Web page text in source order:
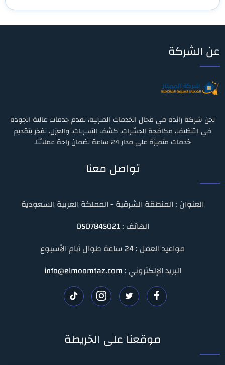
عن الشركة
نحن شركة رائدة في مجال الخدمات المنزلية، نقدم خدمات عالية الجودة
في التنظيف، مكافحة الحشرات، كشف التسربات، والعزل. نفخر بتقديم
خدمات متميزة على مدار 24 ساعة لضمان راحة عملائنا.
تواصل معنا
العنوان : المنطقة الشرقية - المملكة العربية السعودية
الهاتف :0507845021
مواعيد العمل : 24 ساعة طوال أيام الأسبوع
البريد الإلكتروني : info@elmoomtaz.com
تابعنا
فيسبوك
تابعنا
تويتر
تابعنا
انستغرام
تابعنا
تيك
موقعنا على الخريطة